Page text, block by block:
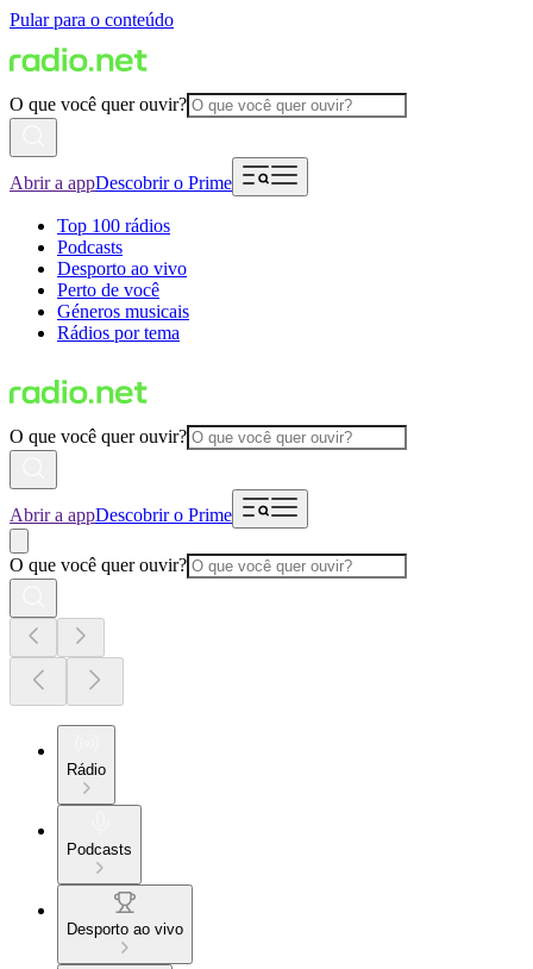
Pular para o conteúdo
O que você quer ouvir?
Abrir a appDescobrir o Prime
Top 100 rádios
Podcasts
Desporto ao vivo
Perto de você
Géneros musicais
Rádios por tema
O que você quer ouvir?
Abrir a appDescobrir o Prime
O que você quer ouvir?
Rádio
Podcasts
Desporto ao vivo